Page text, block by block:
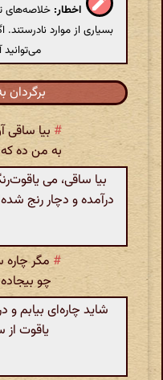
اخطار: خلاصه‌های
بسیاری از موارد
می‌توانید
برگردان
# بیا
به من ده
بیا ساقی، می
درآمده و دچار رنج
# مگر چاره
چو
شاید چاره‌ای بیابم
یاقوت